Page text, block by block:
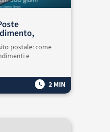
postale: come
e
2 MIN